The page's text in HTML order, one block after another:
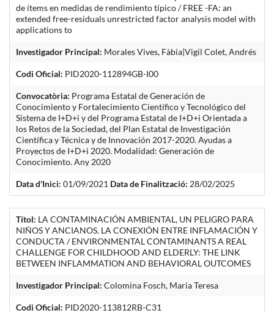
de ítems en medidas de rendimiento típico / FREE -FA: an
extended free-residuals unrestricted factor analysis model with
applications to
Investigador Principal: Morales Vives, Fàbia|Vigil Colet, Andrés
Codi Oficial: PID2020-112894GB-I00
Convocatòria: Programa Estatal de Generación de
Conocimiento y Fortalecimiento Científico y Tecnológico del
Sistema de I+D+i y del Programa Estatal de I+D+i Orientada a
los Retos de la Sociedad, del Plan Estatal de Investigación
Científica y Técnica y de Innovación 2017-2020. Ayudas a
Proyectos de I+D+i 2020. Modalidad: Generación de
Conocimiento. Any 2020
Data d'Inici: 01/09/2021 Data de Finalització: 28/02/2025
Títol: LA CONTAMINACIÓN AMBIENTAL, UN PELIGRO PARA
NIÑOS Y ANCIANOS. LA CONEXIÓN ENTRE INFLAMACIÓN Y
CONDUCTA / ENVIRONMENTAL CONTAMINANTS A REAL
CHALLENGE FOR CHILDHOOD AND ELDERLY: THE LINK
BETWEEN INFLAMMATION AND BEHAVIORAL OUTCOMES
Investigador Principal: Colomina Fosch, Maria Teresa
Codi Oficial: PID2020-113812RB-C31